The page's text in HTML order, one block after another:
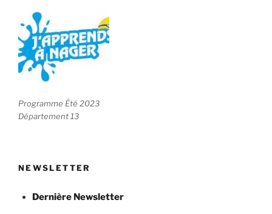
Programme Été 2023
Département 13
NEWSLETTER
Dernière Newsletter